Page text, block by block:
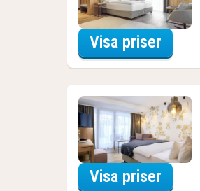
Visa priser
Visa priser